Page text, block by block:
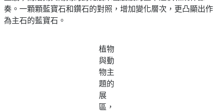
奏。一顆顆藍寶石和鑽石的對照，增加變化層次，更凸顯出作
為主石的藍寶石。
植物
與動
物主
題的
展
區，